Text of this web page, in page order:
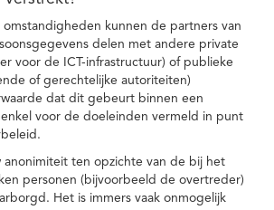
omstandigheden kunnen de partners van
delen met andere private
voor de ICT-infrastructuur) of publieke
of gerechtelijke autoriteiten)
dat dit gebeurt binnen een
voor de doeleinden vermeld in punt
anonimiteit ten opzichte van de bij het
personen (bijvoorbeeld de overtreder)
Het is immers vaak onmogelijk